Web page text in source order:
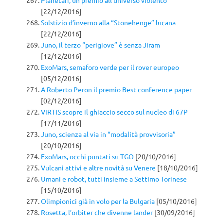
[22/12/2016]
Solstizio d’inverno alla “Stonehenge” lucana
[22/12/2016]
Juno, il terzo “perigiove” è senza Jiram
[12/12/2016]
ExoMars, semaforo verde per il rover europeo
[05/12/2016]
A Roberto Peron il premio Best conference paper
[02/12/2016]
VIRTIS scopre il ghiaccio secco sul nucleo di 67P
[17/11/2016]
Juno, scienza al via in “modalità provvisoria”
[20/10/2016]
ExoMars, occhi puntati su TGO [20/10/2016]
Vulcani attivi e altre novità su Venere [18/10/2016]
Umani e robot, tutti insieme a Settimo Torinese
[15/10/2016]
Olimpionici già in volo per la Bulgaria [05/10/2016]
Rosetta, l’orbiter che divenne lander[30/09/2016]